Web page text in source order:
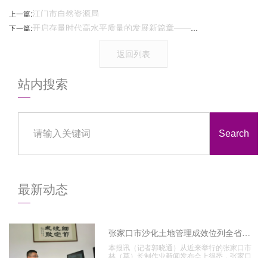
上一篇:江门市自然资源局
下一篇:开启存量时代高水平质量的发展新篇章——首部城市更新专项五年规划的深度解读
返回列表
站内搜索
Search
最新动态
张家口市沙化土地管理成效位列全省榜首
本报讯（记者郭晓通）从近来举行的张家口市
林（草）长制作业新闻发布会上得悉，张家口